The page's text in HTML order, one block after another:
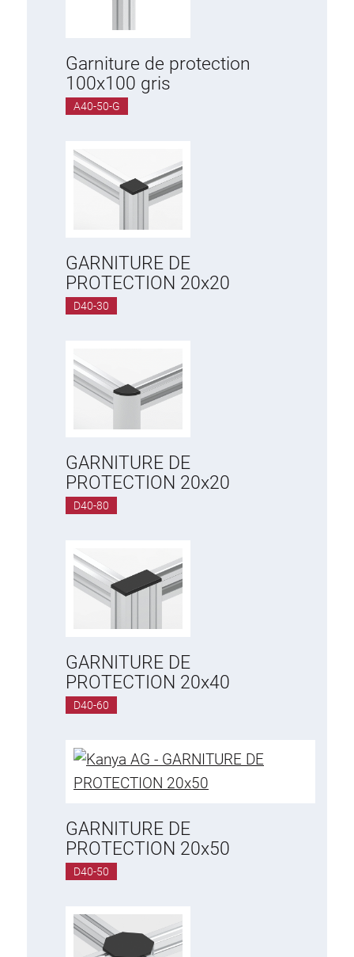
Garniture de protection
100x100 gris
A40-50-G
GARNITURE DE
PROTECTION 20x20
D40-30
GARNITURE DE
PROTECTION 20x20
D40-80
GARNITURE DE
PROTECTION 20x40
D40-60
GARNITURE DE
PROTECTION 20x50
D40-50